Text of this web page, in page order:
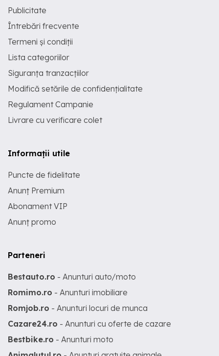
Publicitate
Întrebări frecvente
Termeni și condiții
Lista categoriilor
Siguranța tranzacțiilor
Modifică setările de confidențialitate
Regulament Campanie
Livrare cu verificare colet
Informații utile
Puncte de fidelitate
Anunț Premium
Abonament VIP
Anunț promo
Parteneri
Bestauto.ro - Anunturi auto/moto
Romimo.ro - Anunturi imobiliare
Romjob.ro - Anunturi locuri de munca
Cazare24.ro - Anunturi cu oferte de cazare
Bestbike.ro - Anunturi moto